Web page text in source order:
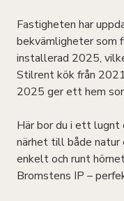
Fastigheten har
bekvämligheter som
installerad 2025,
Stilrent kök från
2025 ger ett hem
Här bor du i ett lugnt
närhet till både natur
enkelt och runt
Bromstens IP –